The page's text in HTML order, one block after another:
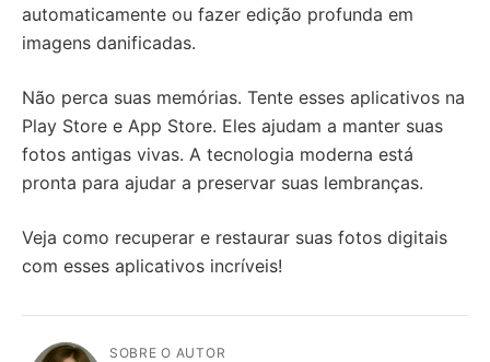
automaticamente ou fazer edição profunda em
imagens danificadas.
Não perca suas memórias. Tente esses aplicativos na
Play Store e App Store. Eles ajudam a manter suas
fotos antigas vivas. A tecnologia moderna está
pronta para ajudar a preservar suas lembranças.
Veja como recuperar e restaurar suas fotos digitais
com esses aplicativos incríveis!
SOBRE O AUTOR